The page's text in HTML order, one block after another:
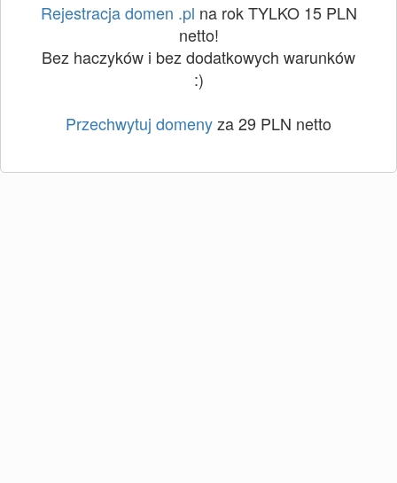
Rejestracja domen .pl na rok TYLKO 15 PLN
netto!
Bez haczyków i bez dodatkowych warunków
:)
Przechwytuj domenyza 29 PLN netto